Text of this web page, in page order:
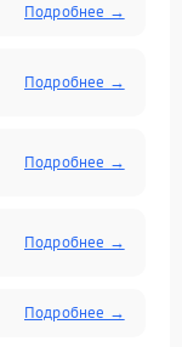
Подробнее →
Подробнее →
Подробнее →
Подробнее →
Подробнее →